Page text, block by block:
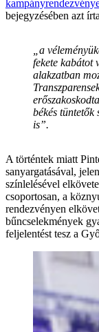
bejegyzésében azt
„a
fekete kabátot
alakzatban
békés tüntetők
is”.
A történtek miatt
sanyargatásával,
színlelésével
csoportosan, a
rendezvényen
bűncselekmények
feljelentést tesz a